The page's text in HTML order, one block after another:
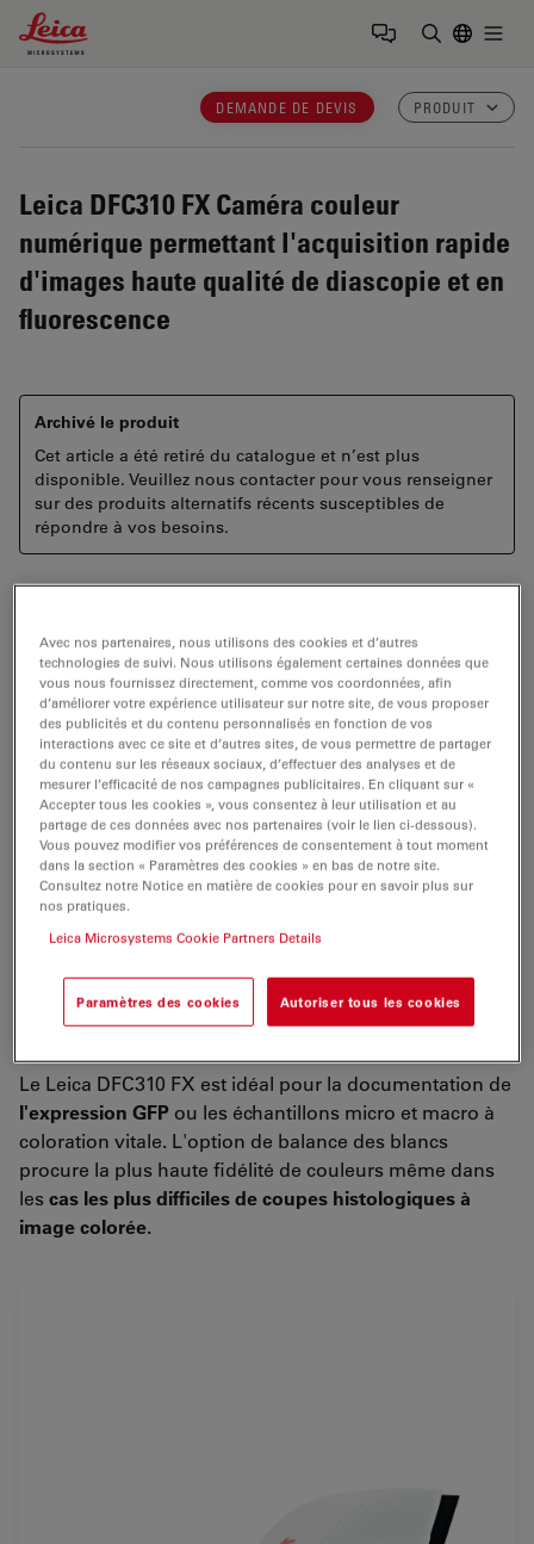
Leica Microsystems Logo
DEMANDE DE DEVIS PRODUIT
Leica DFC310 FX Caméra couleur
numérique permettant l'acquisition rapide
d'images haute qualité de diascopie et en
fluorescence
Archivé le produit
Cet article a été retiré du catalogue et n’est plus
disponible. Veuillez nous contacter pour vous renseigner
sur des produits alternatifs récents susceptibles de
répondre à vos besoins.
La <link products microscope-cameras
microscope>caméra couleur numérique Leica
DFC310 FX de1,4 mégapixela été conçue pour les
applications exigeantes dediascopieet en
fluorescence propres à labiologie cellulaire, à la
biologie du développement et à la médecine.
Le système de refroidissement Peltier des éléments du
capteur de la caméra produit desimages sans bruit
même en présence d'intensités d'éclairage minimes.
Les divers modes d'acquisition, notamment le mode
binning permettent unesurveillance
processus dynamiques rapides dans des cellules
vivantes pouvant atteindre jusqu'à 71 images par
Le Leica DFC310 FX est idéal pour la documentation de
l'expression GFP ou les échantillons micro et macro à
coloration vitale. L'option de balance des blancs
procure la plus haute fidélité de couleurs même dans
lescas les plus difficiles de coupes histologiques à
image colorée.
Avec nos partenaires, nous utilisons des cookies et d’autres
technologies de suivi. Nous utilisons également certaines données que
vous nous fournissez directement, comme vos coordonnées, afin
d’améliorer votre expérience utilisateur sur notre site, de vous proposer
des publicités et du contenu personnalisés en fonction de vos
interactions avec ce site et d’autres sites, de vous permettre de partager
du contenu sur les réseaux sociaux, d’effectuer des analyses et de
mesurer l’efficacité de nos campagnes publicitaires. En cliquant sur «
Accepter tous les cookies », vous consentez à leur utilisation et au
partage de ces données avec nos partenaires (voir le lien ci-dessous).
Vous pouvez modifier vos préférences de consentement à tout moment
dans la section « Paramètres des cookies » en bas de notre site.
Consultez notre Notice en matière de cookies pour en savoir plus sur
nos pratiques.
Leica Microsystems Cookie Partners Details
Paramètres des cookies Autoriser tous les cookies